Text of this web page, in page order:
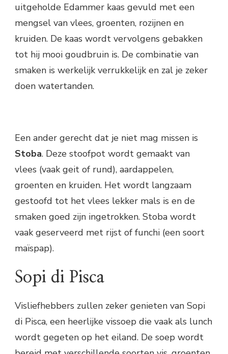
uitgeholde Edammer kaas gevuld met een
mengsel van vlees, groenten, rozijnen en
kruiden. De kaas wordt vervolgens gebakken
tot hij mooi goudbruin is. De combinatie van
smaken is werkelijk verrukkelijk en zal je zeker
doen watertanden.
Een ander gerecht dat je niet mag missen is
Stoba. Deze stoofpot wordt gemaakt van
vlees (vaak geit of rund), aardappelen,
groenten en kruiden. Het wordt langzaam
gestoofd tot het vlees lekker mals is en de
smaken goed zijn ingetrokken. Stoba wordt
vaak geserveerd met rijst of funchi (een soort
maïspap).
Sopi di Pisca
Visliefhebbers zullen zeker genieten van Sopi
di Pisca, een heerlijke vissoep die vaak als lunch
wordt gegeten op het eiland. De soep wordt